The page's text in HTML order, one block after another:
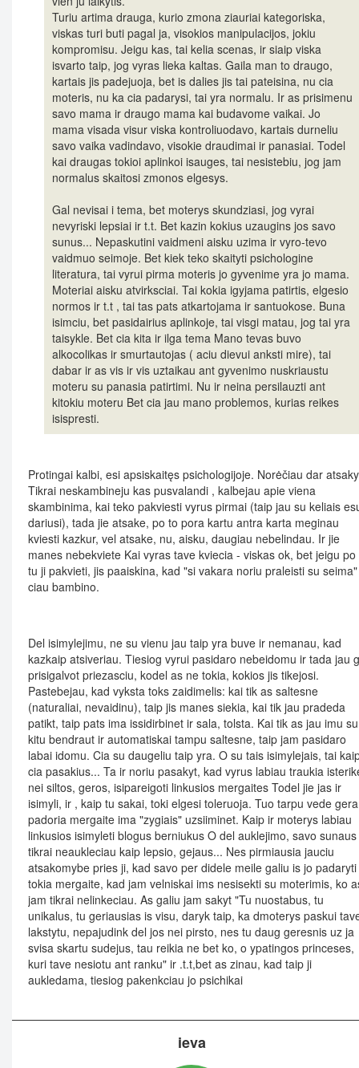
Turiu artima drauga, kurio zmona ziauriai kategoriska,
viskas turi buti pagal ja, visokios manipulacijos, jokiu
kompromisu. Jeigu kas, tai kelia scenas, ir siaip viska
isvarto taip, jog vyras lieka kaltas. Gaila man to draugo,
kartais jis padejuoja, bet is dalies jis tai pateisina, nu cia
moteris, nu ka cia padarysi, tai yra normalu. Ir as prisimenu
savo mama ir draugo mama kai budavome vaikai. Jo
mama visada visur viska kontroliuodavo, kartais durneliu
savo vaika vadindavo, visokie draudimai ir panasiai. Todel
kai draugas tokioi aplinkoi isauges, tai nesistebiu, jog jam
normalus skaitosi zmonos elgesys.
Gal nevisai i tema, bet moterys skundziasi, jog vyrai
nevyriski lepsiai ir t.t. Bet kazin kokius uzaugins jos savo
sunus... Nepaskutini vaidmeni aisku uzima ir vyro-tevo
vaidmuo seimoje. Bet kiek teko skaityti psichologine
literatura, tai vyrui pirma moteris jo gyvenime yra jo mama.
Moteriai aisku atvirksciai. Tai kokia igyjama patirtis, elgesio
normos ir t.t , tai tas pats atkartojama ir santuokose. Buna
isimciu, bet pasidairius aplinkoje, tai visgi matau, jog tai yra
taisykle. Bet cia kita ir ilga tema Mano tevas buvo
alkocolikas ir smurtautojas ( aciu dievui anksti mire), tai
dabar ir as vis ir vis uztaikau ant gyvenimo nuskriaustu
moteru su panasia patirtimi. Nu ir neina persilauzti ant
kitokiu moteru Bet cia jau mano problemos, kurias reikes
isispresti.
Protingai kalbi, esi apsiskaitęs psichologijoje. Norėčiau dar
Tikrai neskambineju kas pusvalandi , kalbejau apie viena
skambinima, kai teko pakviesti vyrus pirmai (taip jau su keliais
dariusi), tada jie atsake, po to pora kartu antra karta meginau
kviesti kazkur, vel atsake, nu, aisku, daugiau nebelindau. Ir jie
manes nebekviete Kai vyras tave kviecia - viskas ok, bet jeigu po
tu ji pakvieti, jis paaiskina, kad "si vakara noriu praleisti su
ciau bambino.
Del isimylejimu, ne su vienu jau taip yra buve ir nemanau, kad
kazkaip atsiveriau. Tiesiog vyrui pasidaro nebeidomu ir tada jau
prisigalvot priezasciu, kodel as ne tokia, kokios jis tikejosi.
Pastebejau, kad vyksta toks zaidimelis: kai tik as saltesne
(naturaliai, nevaidinu), taip jis manes siekia, kai tik jau pradeda
patikt, taip pats ima issidirbinet ir sala, tolsta. Kai tik as jau imu su
kitu bendraut ir automatiskai tampu saltesne, taip jam pasidaro
labai idomu. Cia su daugeliu taip yra. O su tais isimylejais, tai
cia pasakius... Ta ir noriu pasakyt, kad vyrus labiau traukia
nei siltos, geros, isipareigoti linkusios mergaites Todel jie jas ir
isimyli, ir , kaip tu sakai, toki elgesi toleruoja. Tuo tarpu vede
padoria mergaite ima "zygiais" uzsiiminet. Kaip ir moterys labiau
linkusios isimyleti blogus berniukus O del auklejimo, savo sunaus
tikrai neaukleciau kaip lepsio, gejaus... Nes pirmiausia jauciu
atsakomybe pries ji, kad savo per didele meile galiu is jo padaryti
tokia mergaite, kad jam velniskai ims nesisekti su moterimis, ko
jam tikrai nelinkeciau. As galiu jam sakyt "Tu nuostabus, tu
unikalus, tu geriausias is visu, daryk taip, ka dmoterys paskui
lakstytu, nepajudink del jos nei pirsto, nes tu daug geresnis uz ja
svisa skartu sudejus, tau reikia ne bet ko, o ypatingos princeses,
kuri tave nesiotu ant ranku" ir .t.t,bet as zinau, kad taip ji
aukledama, tiesiog pakenkciau jo psichikai
ieva